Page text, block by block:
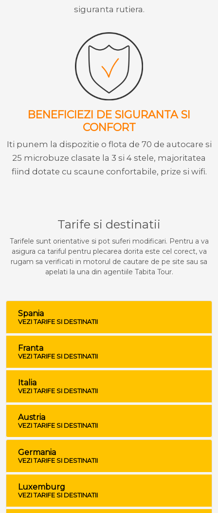
siguranta rutiera.
BENEFICIEZI DE SIGURANTA SI
CONFORT
Iti punem la dispozitie o flota de 70 de autocare si
25 microbuze clasate la 3 si 4 stele, majoritatea
fiind dotate cu scaune confortabile, prize si wifi.
Tarife si destinatii
Tarifele sunt orientative si pot suferi modificari. Pentru a va
asigura ca tariful pentru plecarea dorita este cel corect, va
rugam sa verificati in motorul de cautare de pe site sau sa
apelati la una din agentiile Tabita Tour.
Spania
VEZI TARIFE SI DESTINATII
Franta
VEZI TARIFE SI DESTINATII
Italia
VEZI TARIFE SI DESTINATII
Austria
VEZI TARIFE SI DESTINATII
Germania
VEZI TARIFE SI DESTINATII
Luxemburg
VEZI TARIFE SI DESTINATII